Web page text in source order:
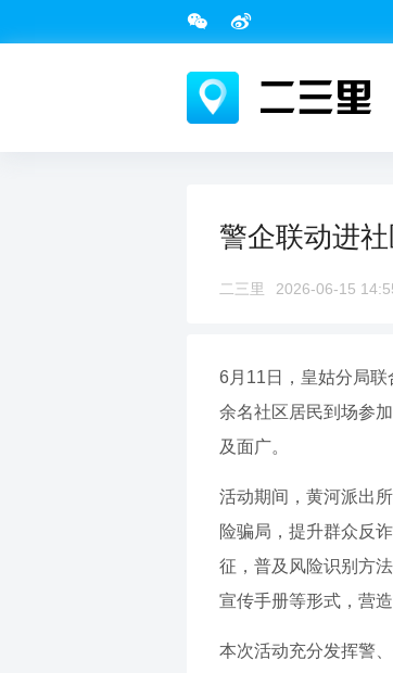
警企联动进
二三里 2026-06-15
6月11日，皇姑分局
余名社区居民到场参
及面广。
活动期间，黄河派出
险骗局，提升群众反
征，普及风险识别方
宣传手册等形式，营
本次活动充分发挥警